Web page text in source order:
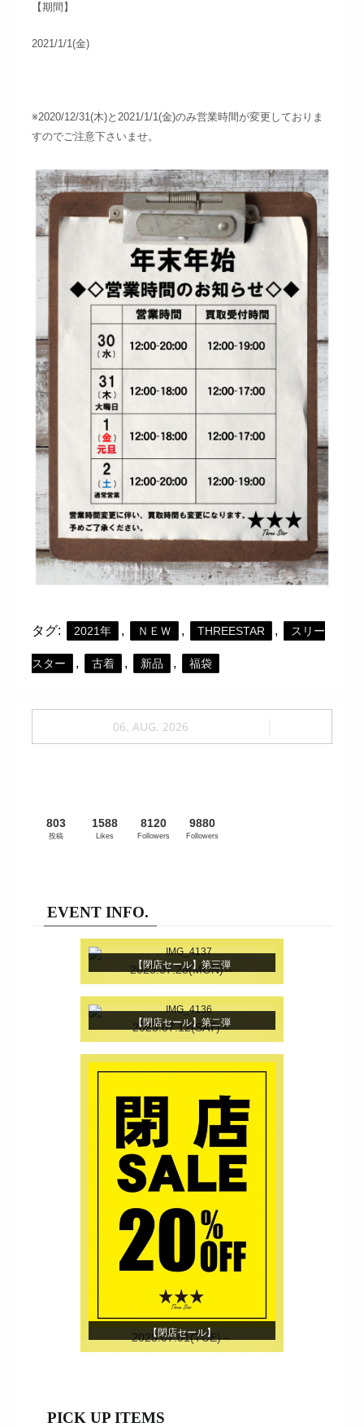
【期間】
2021/1/1(金)
※2020/12/31(木)と2021/1/1(金)のみ営業時間が変更しておりま
すのでご注意下さいませ。
タグ: 2021年 , ＮＥＷ , THREESTAR , スリー
スター , 古着 , 新品 , 福袋
06. AUG. 2026
803
投稿
1588
Likes
8120
Followers
9880
Followers
EVENT INFO.
【閉店セール】第三弾
2025.07.28(MON)～
【閉店セール】第二弾
2025.07.12(SAT)～
【閉店セール】
2025.07.01(TUE)～
PICK UP ITEMS